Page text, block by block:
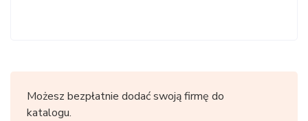
Możesz bezpłatnie dodać swoją firmę do
katalogu.